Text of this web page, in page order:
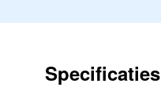
Specificaties